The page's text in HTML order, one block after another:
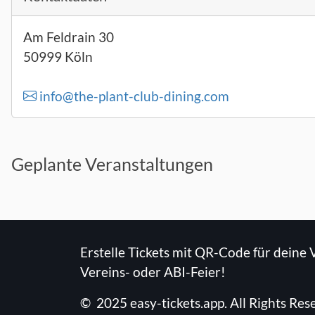
Am Feldrain 30
50999 Köln
info@the-plant-club-dining.com
Geplante Veranstaltungen
Erstelle Tickets mit QR-Code für deine
Vereins- oder ABI-Feier!
© 2025 easy-tickets.app. All Rights